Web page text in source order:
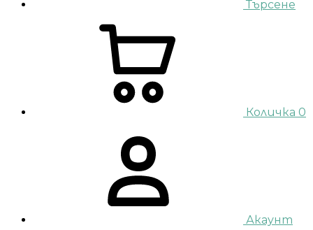
Търсене
Количка 0
Акаунт